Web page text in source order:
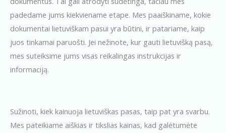
padedame jums kiekviename etape. Mes paaiškiname, kokie
dokumentai lietuviškam pasui yra būtini, ir patariame, kaip
juos tinkamai paruošti. Jei nežinote, kur gauti lietuvišką pasą,
mes suteiksime jums visas reikalingas instrukcijas ir
informaciją.
Sužinoti, kiek kainuoja lietuviškas pasas, taip pat yra svarbu.
Mes pateikiame aiškias ir tikslias kainas, kad galėtumėte